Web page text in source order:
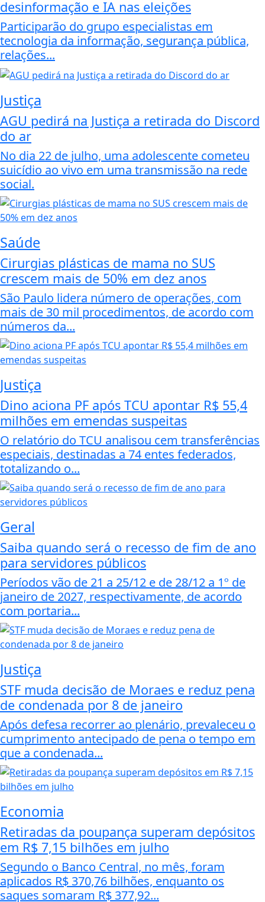
desinformação e IA nas eleições
Participarão do grupo especialistas em
tecnologia da informação, segurança pública,
relações...
Justiça
AGU pedirá na Justiça a retirada do Discord
do ar
No dia 22 de julho, uma adolescente cometeu
suicídio ao vivo em uma transmissão na rede
social.
Saúde
Cirurgias plásticas de mama no SUS
crescem mais de 50% em dez anos
São Paulo lidera número de operações, com
mais de 30 mil procedimentos, de acordo com
números da...
Justiça
Dino aciona PF após TCU apontar R$ 55,4
milhões em emendas suspeitas
O relatório do TCU analisou cem transferências
especiais, destinadas a 74 entes federados,
totalizando o...
Geral
Saiba quando será o recesso de fim de ano
para servidores públicos
Períodos vão de 21 a 25/12 e de 28/12 a 1º de
janeiro de 2027, respectivamente, de acordo
com portaria...
Justiça
STF muda decisão de Moraes e reduz pena
de condenada por 8 de janeiro
Após defesa recorrer ao plenário, prevaleceu o
cumprimento antecipado de pena o tempo em
que a condenada...
Economia
Retiradas da poupança superam depósitos
em R$ 7,15 bilhões em julho
Segundo o Banco Central, no mês, foram
aplicados R$ 370,76 bilhões, enquanto os
saques somaram R$ 377,92...